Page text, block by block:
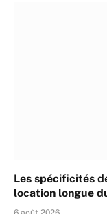
Les spécificités
location longue